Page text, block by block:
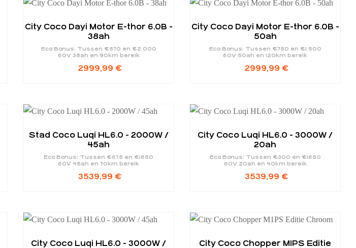
City Coco Dayi Motor E-thor 6.0B -
38ah
Eco Bonus: Tussen €570 en €2.000
60V 38ah en 90km bereik
2999,99 €
City Coco Dayi Motor E-thor 6.0B -
50ah
Eco Bonus: Tussen €750 en €1.500
60V 50ah en 120km bereik
2999,99 €
Stad Coco Luqi HL6.0 - 2000W /
45ah
Eco Bonus: Tussen €675 en €1650
60V 45ah en 70km bereik
3539,99 €
City Coco Luqi HL6.0 - 3000W /
20ah
Eco Bonus: Tussen €300 en €1650
60V 20ah en 40km bereik
3539,99 €
City Coco Luqi HL6.0 - 3000W /
City Coco Chopper M1PS Editie